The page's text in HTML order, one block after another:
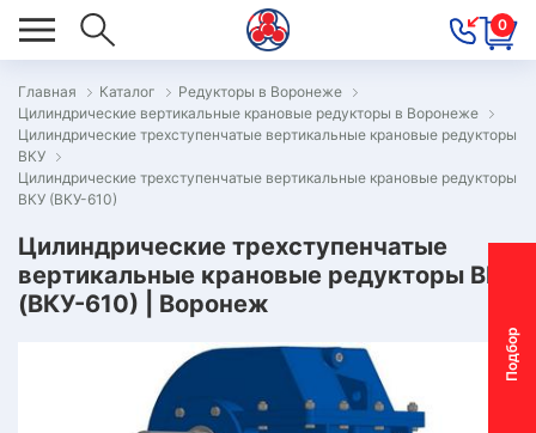
0
П
о
д
б
о
р
м
о
т
о
р
-
р
е
д
у
к
т
о
р
Главная Каталог
Редукторы в Воронеже
Цилиндрические вертикальные крановые редукторы в Воронеже
Цилиндрические трехступенчатые вертикальные крановые редукторы
ВКУ
Цилиндрические трехступенчатые вертикальные крановые редукторы
ВКУ (ВКУ-610)
Цилиндрические трехступенчатые
вертикальные крановые редукторы ВКУ
(ВКУ-610) | Воронеж